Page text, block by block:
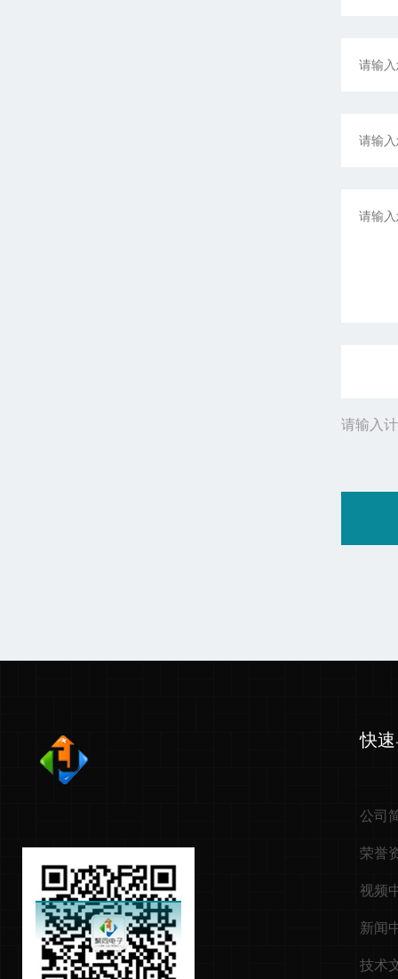
请输入
快
公司
荣誉
视频
新闻
技术